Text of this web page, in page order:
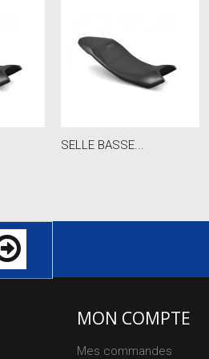
SELLE BASSE...
MON COMPTE
Mes commandes